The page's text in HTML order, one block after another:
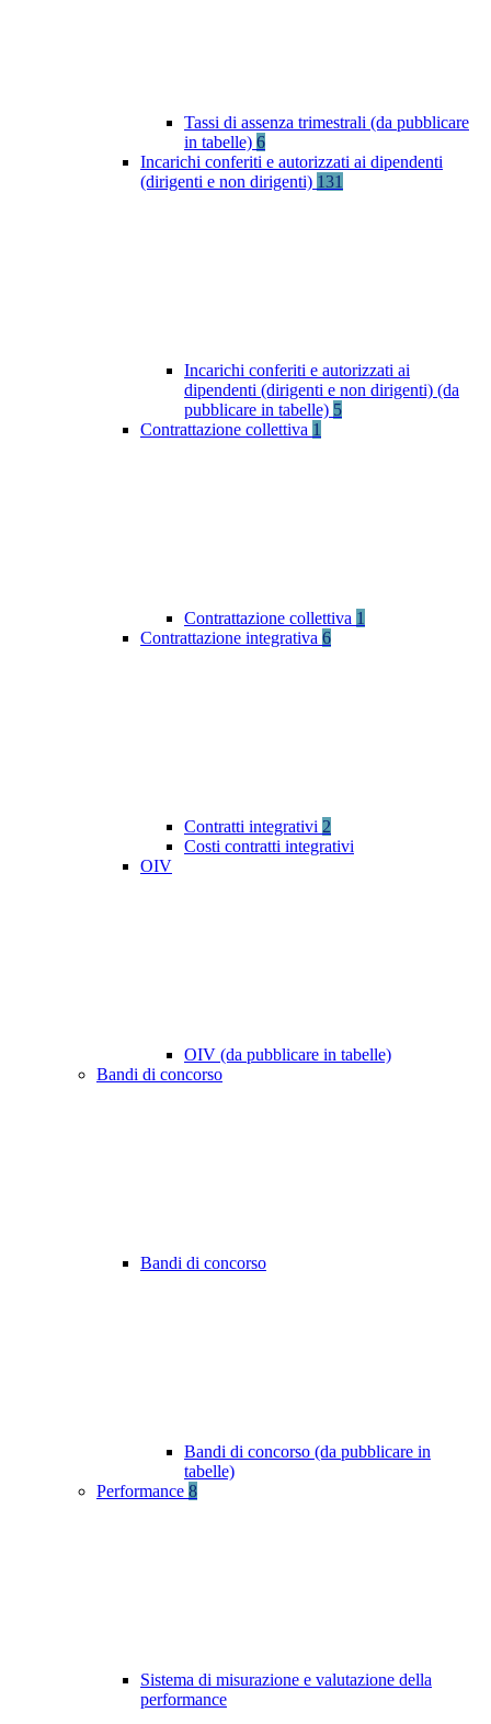
Tassi di assenza trimestrali (da pubblicare
in tabelle) 6
Incarichi conferiti e autorizzati ai dipendenti
(dirigenti e non dirigenti) 131
Incarichi conferiti e autorizzati ai
dipendenti (dirigenti e non dirigenti) (da
pubblicare in tabelle) 5
Contrattazione collettiva 1
Contrattazione collettiva 1
Contrattazione integrativa 6
Contratti integrativi 2
Costi contratti integrativi
OIV
OIV (da pubblicare in tabelle)
Bandi di concorso
Bandi di concorso
Bandi di concorso (da pubblicare in
tabelle)
Performance 8
Sistema di misurazione e valutazione della
performance